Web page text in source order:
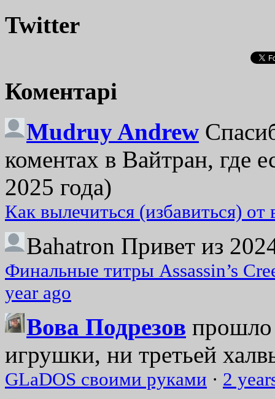
Twitter
Коментарі
Mudruy Andrew
коментах в Вайтран, где
2025 года)
Как вылечиться (избавиться)
Bahatron Привет из
Финальные титры Assassin’s
year ago
Вова Подрезов прошло
игрушки, ни третьей
GLaDOS своими руками · 2